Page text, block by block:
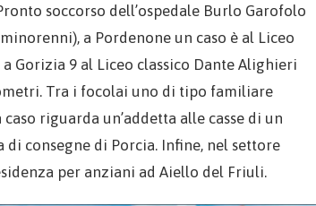
soccorso dell’ospedale Burlo Garofolo
a Pordenone un caso è al Liceo
Gorizia 9 al Liceo classico Dante Alighieri
Tra i focolai uno di tipo familiare
riguarda un’addetta alle casse di un
di consegne di Porcia. Infine, nel settore
per anziani ad Aiello del Friuli.